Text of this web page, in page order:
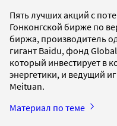
Пять лучших акций с
Гонконгской бирже по
биржа, производитель
гигант Baidu, фонд
который инвестирует в
энергетики, и ведущий
Meituan.
Материал по теме